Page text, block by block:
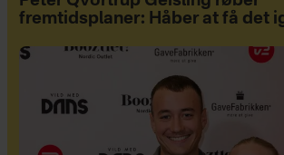
fremtidsplaner: Håber at få det